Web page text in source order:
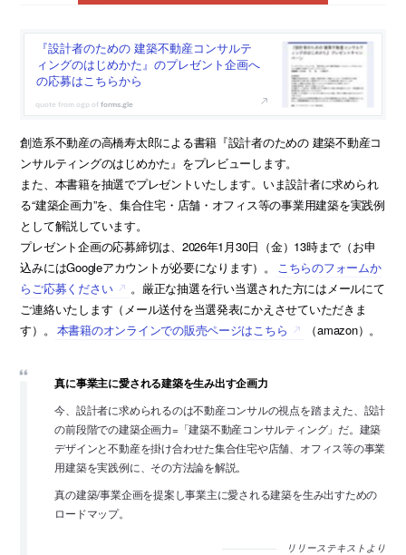
『設計者のための 建築不動産コンサルテ
ィングのはじめかた』のプレゼント企画へ
の応募はこちらから
forms.gle
創造系不動産の高橋寿太郎による書籍『設計者のための 建築不動産コ
ンサルティングのはじめかた』をプレビューします。
また、本書籍を抽選でプレゼントいたします。いま設計者に求められ
る“建築企画力”を、集合住宅・店舗・オフィス等の事業用建築を実践例
として解説しています。
プレゼント企画の応募締切は、2026年1月30日（金）13時まで（お申
込みにはGoogleアカウントが必要になります）。
こちらのフォームか
らご応募ください
。厳正な抽選を行い当選された方にはメールにて
ご連絡いたします（メール送付を当選発表にかえさせていただきま
す）。 本書籍のオンラインでの販売ページはこちら （amazon）。
真に事業主に愛される建築を生み出す企画力
今、設計者に求められるのは不動産コンサルの視点を踏まえた、設計
の前段階での建築企画力=「建築不動産コンサルティング」だ。建築
デザインと不動産を掛け合わせた集合住宅や店舗、オフィス等の事業
用建築を実践例に、その方法論を解説。
真の建築/事業企画を提案し事業主に愛される建築を生み出すための
ロードマップ。
リリーステキストより